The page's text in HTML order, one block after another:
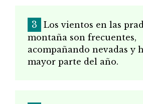
Los vientos en las
montaña son frecuentes,
acompañando nevadas y
mayor parte del año.